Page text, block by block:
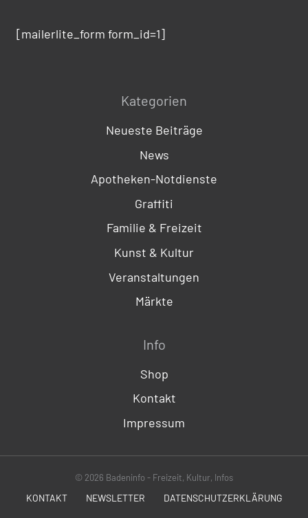
[mailerlite_form form_id=1]
Kategorien
Neueste Beiträge
News
Apotheken-Notdienste
Graffiti
Familie & Freizeit
Kunst & Kultur
Veranstaltungen
Märkte
Info
Shop
Kontakt
Impressum
© 2026 Badeninfo - Freizeit, Kultur, Infos
KONTAKT NEWSLETTER DATENSCHUTZERKLÄRUNG